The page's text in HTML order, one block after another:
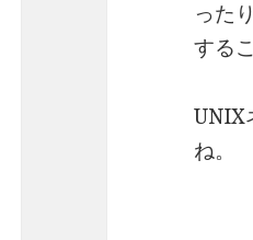
った
する
UNIX
ね。